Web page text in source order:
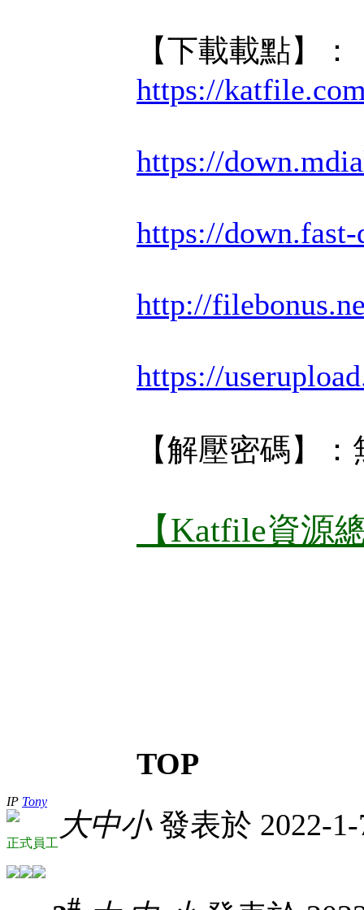
【下載載點】：
https://
https://
https://
http://
https://
【解壓密碼】：
【Katfile資源
TOP
IP Tony
正式員工
大中小發表於 2022-